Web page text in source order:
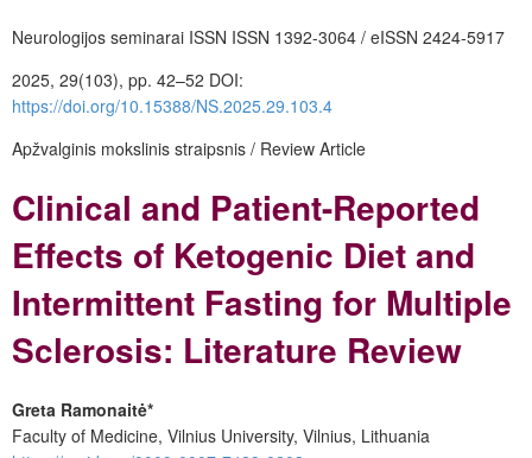
Neurologijos seminarai ISSN ISSN 1392-3064 / eISSN 2424-5917
2025, 29(103), pp. 42–52 DOI:
https://doi.org/10.15388/NS.2025.29.103.4
Apžvalginis mokslinis straipsnis / Review Article
Clinical and Patient-Reported
Effects of Ketogenic Diet and
Intermittent Fasting for Multiple
Sclerosis: Literature Review
Greta Ramonaitė*
Faculty of Medicine, Vilnius University, Vilnius, Lithuania